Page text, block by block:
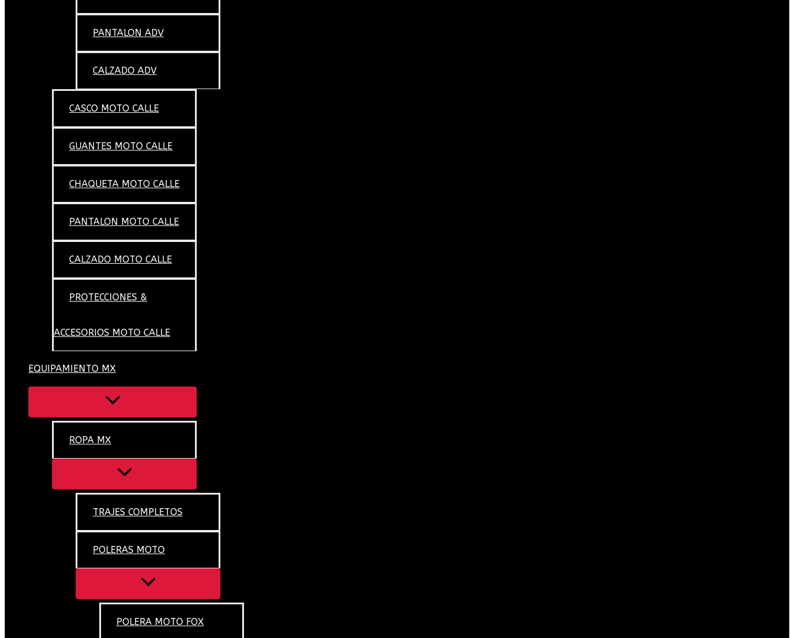
PANTALON ADV
CALZADO ADV
CASCO MOTO CALLE
GUANTES MOTO CALLE
CHAQUETA MOTO CALLE
PANTALON MOTO CALLE
CALZADO MOTO CALLE
PROTECCIONES &
ACCESORIOS MOTO CALLE
EQUIPAMIENTO MX
ROPA MX
TRAJES COMPLETOS
POLERAS MOTO
POLERA MOTO FOX